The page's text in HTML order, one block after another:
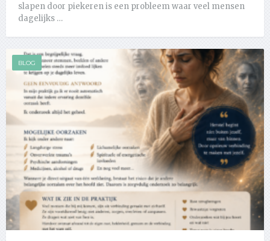
slapen door piekeren is een probleem waar veel mensen
dagelijks …
BLOG